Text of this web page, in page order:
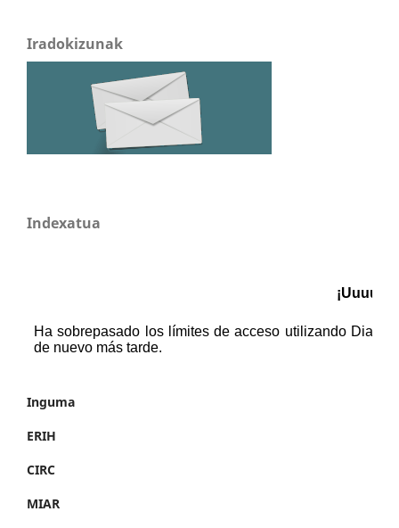
Iradokizunak
Indexatua
Inguma
ERIH
CIRC
MIAR